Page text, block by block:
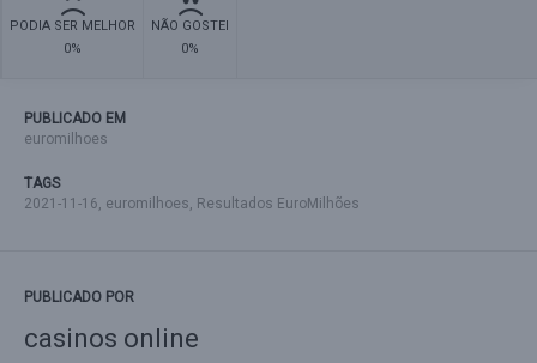
PODIA SER MELHOR
0%
NÃO GOSTEI
0%
PUBLICADO EM
euromilhoes
TAGS
2021-11-16, euromilhoes, Resultados EuroMilhões
PUBLICADO POR
casinos online